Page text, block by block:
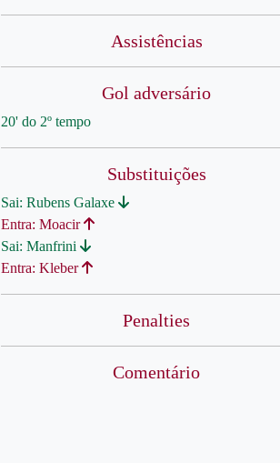
Assistências
Gol adversário
20' do 2º tempo
Substituições
Sai: Rubens Galaxe
Entra: Moacir
Sai: Manfrini
Entra: Kleber
Penalties
Comentário